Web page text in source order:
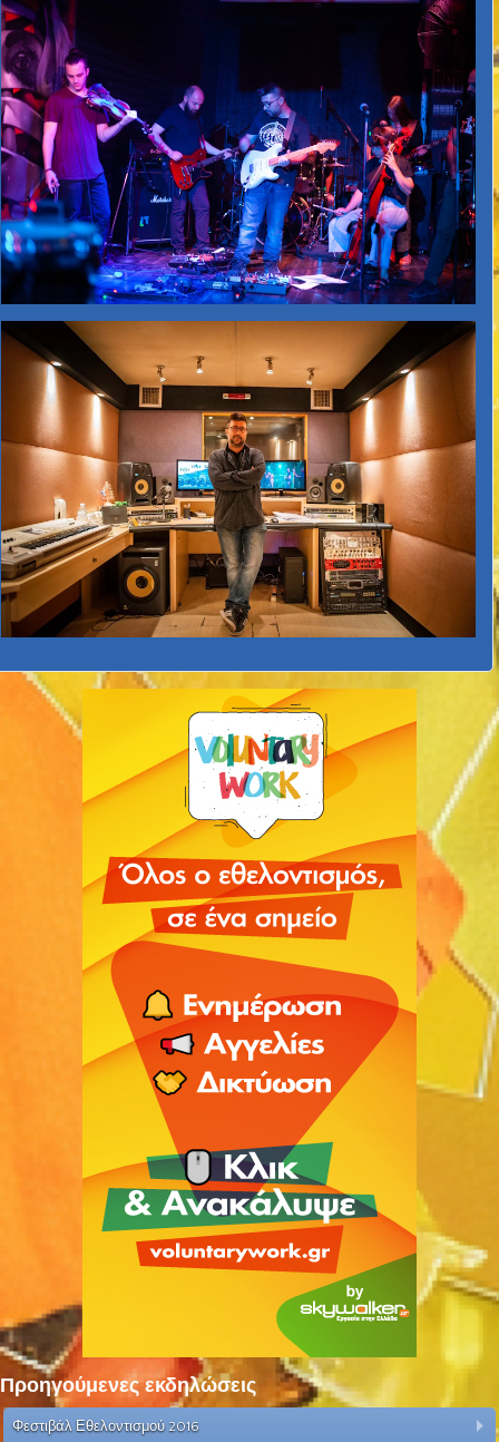
Προηγούμενες εκδηλώσεις
Φεστιβάλ Εθελοντισμού 2016